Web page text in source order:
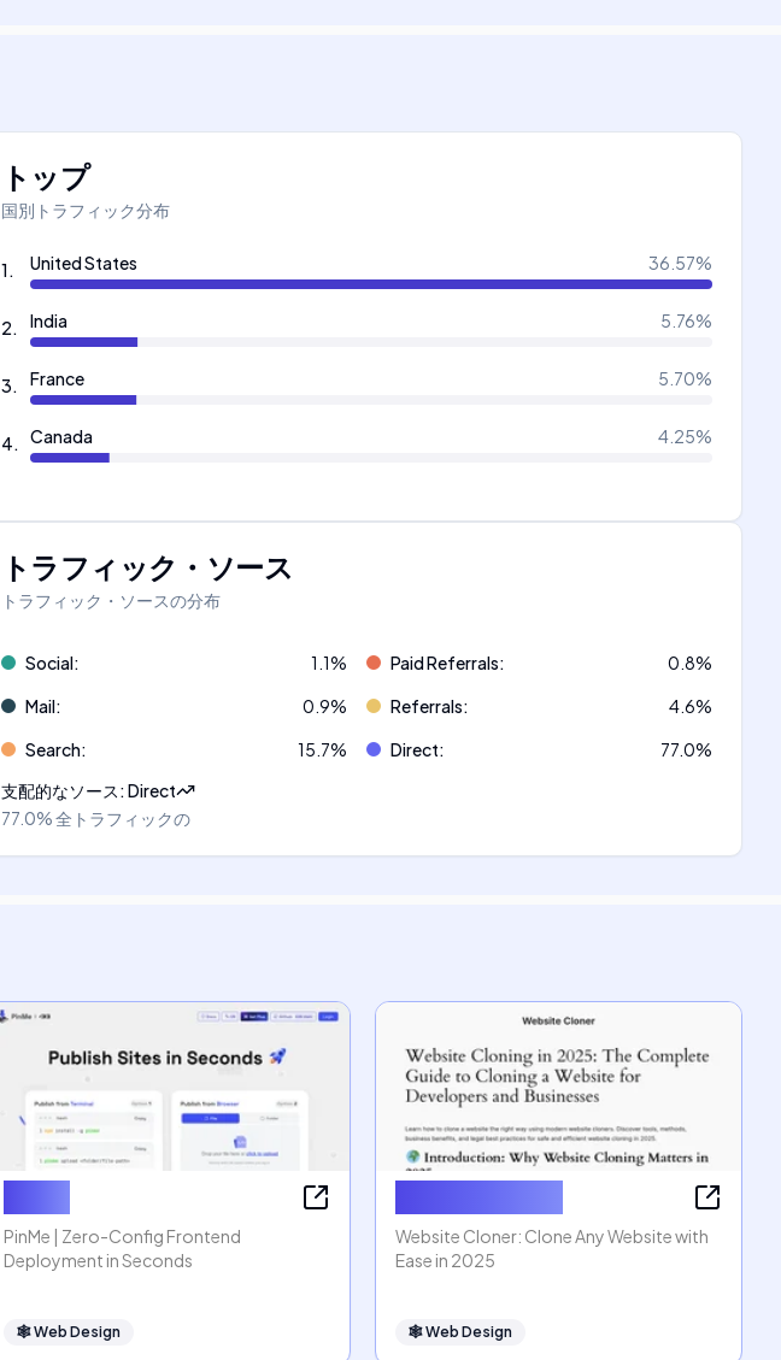
トップ
国別トラフィック分布
1. United States 36.57%
2. India 5.76%
3. France 5.70%
4. Canada 4.25%
トラフィック・ソース
トラフィック・ソースの分布
Social: 1.1% Paid Referrals: 0.8%
Mail: 0.9% Referrals: 4.6%
Search: 15.7% Direct: 77.0%
支配的なソース:Direct
77.0%全トラフィックの
PinMe | Zero-Config Frontend
Deployment in Seconds
🕸Web Design
Website Cloner: Clone Any Website with
Ease in 2025
🕸Web Design